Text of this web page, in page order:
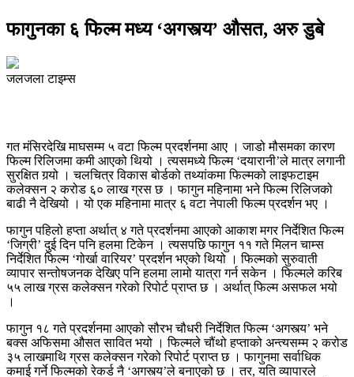
फागुनका ६ फिल्म मध्य ‘अगस्त्य’ औसत, अरु डुबे
जलजला टाइम्स
गत मंसिरदेखि माघसम्म ५ वटा फिल्म प्रदर्शनमा आए । जाडो मौसमका कारण
फिल्म रिलिजमा कमी आएको थियो । त्यसमध्ये फिल्म ‘दयारानी’ले मात्र लगानी
सुरक्षित गर्‍यो । चलचित्र विकास बोर्डको तथ्यांकमा फिल्मको लाइफटाइम
कलेक्सन २ करोड ६० लाख ग्रस छ । फागुन महिनामा भने फिल्म रिलिजको
बाढी नै देखियो । यो एक महिनामा मात्र ६ वटा नेपाली फिल्म प्रदर्शन भए ।
फागुन पहिलो हप्ता अर्थात् ४ गते प्रदर्शनमा आएको आकाश मगर निर्देशित फिल्म
‘जिग्री’ दुई दिन पनि हलमा टिकेन । त्यसपछि फागुन ११ गते मिलन चाम्स
निर्देशित फिल्म ‘गोर्खा वारियर’ प्रदर्शन भएको थियो । फिल्मको सुरुवाती
व्यापार सन्तोषजनक देखिए पनि हलमा लामो यात्रा गर्न सकेन । फिल्मले करिब
५५ लाख ग्रस कलेक्सन गरेको रिपोर्ट प्राप्त छ । अर्थात् फिल्म असफल भयो
।
फागुन १८ गते प्रदर्शनमा आएको सौरभ चौधरी निर्देशित फिल्म ‘अगस्त्य’ भने
बक्स अफिसमा औसत सावित भयो । फिल्मले चौंथो हप्ताको अन्त्यसम्म २ करोड
३५ लाखमाथि ग्रस कलेक्सन गरेको रिपोर्ट प्राप्त छ । फागुनमा सर्वाधिक
कमाई गर्ने फिल्मको रेकर्ड नै ‘अगस्त्य’ले बनाएको छ । तर, यति व्यापारले